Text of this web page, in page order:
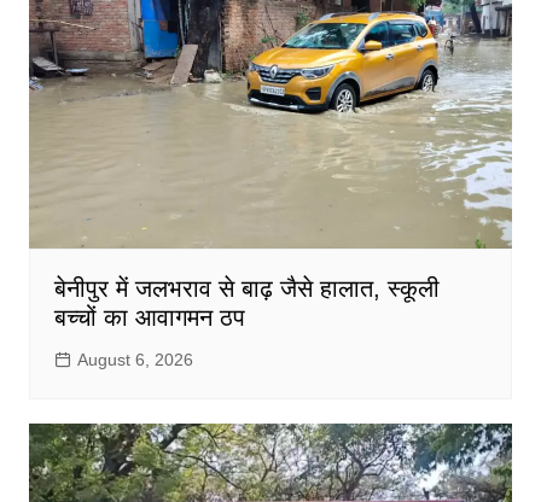
बेनीपुर में जलभराव से बाढ़ जैसे हालात, स्कूली
बच्चों का आवागमन ठप
August 6, 2026